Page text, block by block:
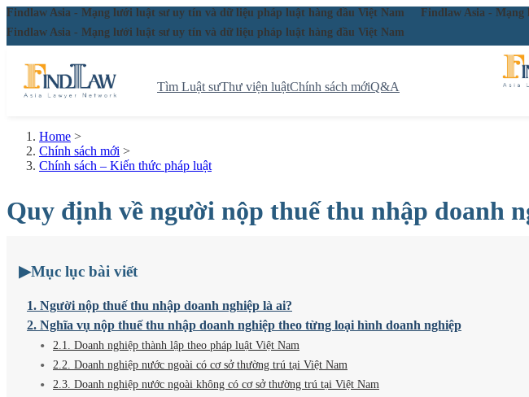
Findlaw Asia - Mạng lưới luật sư uy tín và dữ liệu pháp luật hàng đầu Việt Nam
Findlaw Asia -
Findlaw Asia - Mạng lưới luật sư uy tín và dữ liệu pháp luật hàng đầu Việt Nam
Tìm Luật sưThư viện luậtChính sách mớiQ&A
Home >
Chính sách mới >
Chính sách – Kiến thức pháp luật
Quy định về người nộp thuế thu nhập doanh
▶Mục lục bài viết
1. Người nộp thuế thu nhập doanh nghiệp là ai?
2. Nghĩa vụ nộp thuế thu nhập doanh nghiệp theo từng loại hình doanh nghiệp
2.1. Doanh nghiệp thành lập theo pháp luật Việt Nam
2.2. Doanh nghiệp nước ngoài có cơ sở thường trú tại Việt Nam
2.3. Doanh nghiệp nước ngoài không có cơ sở thường trú tại Việt Nam